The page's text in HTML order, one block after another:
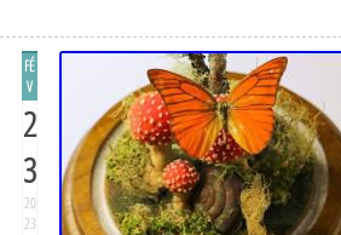
FÉ
V
2
3
20
23